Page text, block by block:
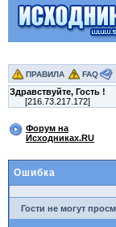
ПРАВИЛА FAQ
Здравствуйте, Гость !
[216.73.217.172]
Форум на
Исходниках.RU
Ошибка
Гости не могут